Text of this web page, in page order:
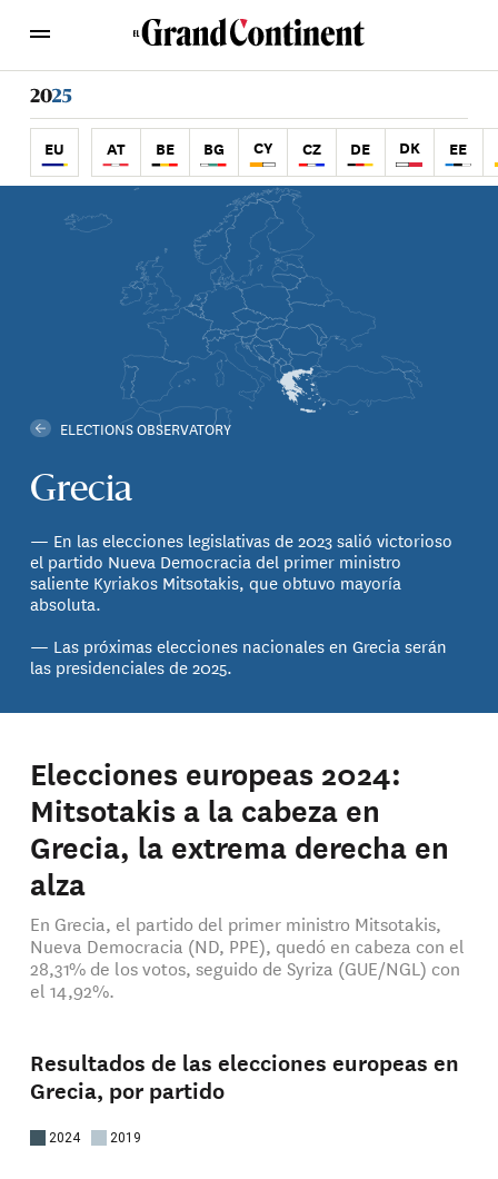
EU AT BE BG CY CZ DE DK EE
‎ ELECTIONS OBSERVATORY
Grecia
— En las elecciones legislativas de 2023 salió victorioso
el partido Nueva Democracia del primer ministro
saliente Kyriakos Mitsotakis, que obtuvo mayoría
absoluta.
— Las próximas elecciones nacionales en Grecia serán
las presidenciales de 2025.
Elecciones europeas 2024:
Mitsotakis a la cabeza en
Grecia, la extrema derecha en
alza
En Grecia, el partido del primer ministro Mitsotakis,
Nueva Democracia (ND, PPE), quedó en cabeza con el
28,31% de los votos, seguido de Syriza (GUE/NGL) con
el 14,92%.
Resultados de las elecciones europeas en
Grecia, por partido